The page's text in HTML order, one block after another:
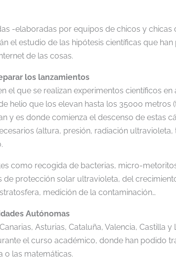
-elaboradas por equipos de chicos y chicas
el estudio de las hipótesis científicas que
de las cosas.
los lanzamientos
el que se realizan experimentos científicos
helio que los elevan hasta los 35000 metros
y es donde comienza el descenso de estas
(altura, presión, radiación
como recogida de bacterias, micro-
de protección solar ultravioleta, del
medición de la contaminación…
Autónomas
Asturias, Cataluña, Valencia, Castilla y
el curso académico, donde han podido
o las matemáticas.